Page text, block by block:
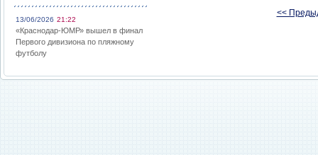
13/06/2026 21:22
«Краснодар-ЮМР» вышел в финал
Первого дивизиона по пляжному
футболу
<<